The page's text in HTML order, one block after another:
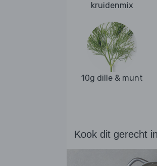
kruidenmix
10g dille & munt
Kook dit gerecht